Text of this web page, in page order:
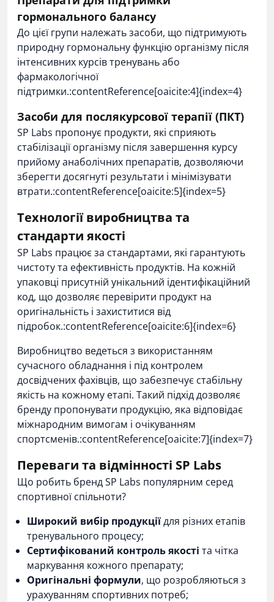
гормонального балансу
До цієї групи належать засоби, що підтримують
природну гормональну функцію організму після
інтенсивних курсів тренувань або
фармакологічної
підтримки.:contentReference[oaicite:4]{index=4}
Засоби для послякурсової терапії (ПКТ)
SP Labs пропонує продукти, які сприяють
стабілізації організму після завершення курсу
прийому анаболічних препаратів, дозволяючи
зберегти досягнуті результати і мінімізувати
втрати.:contentReference[oaicite:5]{index=5}
Технології виробництва та
стандарти якості
SP Labs працює за стандартами, які гарантують
чистоту та ефективність продуктів. На кожній
упаковці присутній унікальний ідентифікаційний
код, що дозволяє перевірити продукт на
оригінальність і захиститися від
підробок.:contentReference[oaicite:6]{index=6}
Виробництво ведеться з використанням
сучасного обладнання і під контролем
досвідчених фахівців, що забезпечує стабільну
якість на кожному етапі. Такий підхід дозволяє
бренду пропонувати продукцію, яка відповідає
міжнародним вимогам і очікуванням
спортсменів.:contentReference[oaicite:7]{index=7}
Переваги та відмінності SP Labs
Що робить бренд SP Labs популярним серед
спортивної спільноти?
Широкий вибір продукціїдля різних етапів
тренувального процесу;
Сертифікований контроль якості та чітка
маркування кожного препарату;
Оригінальні формули, що розробляються з
урахуванням спортивних потреб;